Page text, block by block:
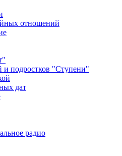
отношений
и подростков "Ступени"
дат
радио